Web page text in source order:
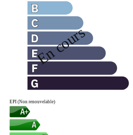
EPI (Non renouvelable)